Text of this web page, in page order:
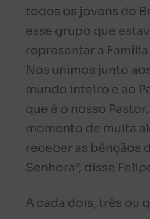
todos os jovens do
esse grupo que
representar a
Nos unimos junto
mundo inteiro e ao
que é o nosso
momento de muita
receber as bênçãos
Senhora”, disse
A cada dois, três ou